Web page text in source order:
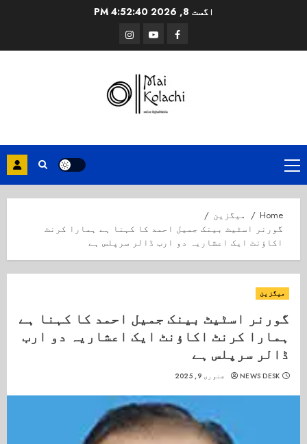
اگست 8, 2026 4:52:40 PM
Facebook
Youtube
Instagram
Primary
Menu
Home
میگزین
گورنر اسٹیٹ بینک جمیل احمد کا کہنا ہے ہمارا کرنٹ
اکاؤنٹ ایک اعشاریہ دو ارب ڈالر سرپلس ہے
میگزین
گورنر اسٹیٹ بینک جمیل احمد کا کہنا ہے
ہمارا کرنٹ اکاؤنٹ ایک اعشاریہ دو ارب
ڈالر سرپلس ہے
NEWS DESK جنوری 9, 2025